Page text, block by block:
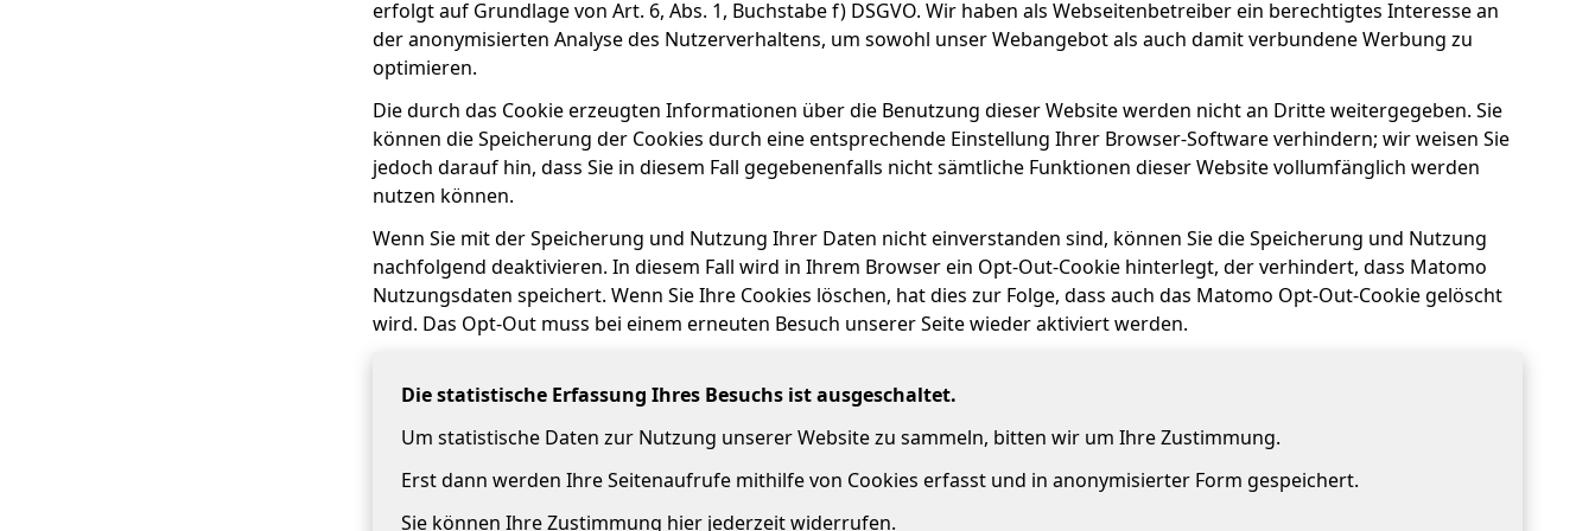
erfolgt auf Grundlage von Art. 6, Abs. 1, Buchstabe f) DSGVO. Wir haben als Webseitenbetreiber ein berechtigtes Interesse an
der anonymisierten Analyse des Nutzerverhaltens, um sowohl unser Webangebot als auch damit verbundene Werbung zu
optimieren.
Die durch das Cookie erzeugten Informationen über die Benutzung dieser Website werden nicht an Dritte weitergegeben. Sie
können die Speicherung der Cookies durch eine entsprechende Einstellung Ihrer Browser-Software verhindern; wir weisen Sie
jedoch darauf hin, dass Sie in diesem Fall gegebenenfalls nicht sämtliche Funktionen dieser Website vollumfänglich werden
nutzen können.
Wenn Sie mit der Speicherung und Nutzung Ihrer Daten nicht einverstanden sind, können Sie die Speicherung und Nutzung
nachfolgend deaktivieren. In diesem Fall wird in Ihrem Browser ein Opt-Out-Cookie hinterlegt, der verhindert, dass Matomo
Nutzungsdaten speichert. Wenn Sie Ihre Cookies löschen, hat dies zur Folge, dass auch das Matomo Opt-Out-Cookie gelöscht
wird. Das Opt-Out muss bei einem erneuten Besuch unserer Seite wieder aktiviert werden.
Die statistische Erfassung Ihres Besuchs ist ausgeschaltet.
Um statistische Daten zur Nutzung unserer Website zu sammeln, bitten wir um Ihre Zustimmung.
Erst dann werden Ihre Seitenaufrufe mithilfe von Cookies erfasst und in anonymisierter Form gespeichert.
Sie können Ihre Zustimmung hier jederzeit widerrufen.